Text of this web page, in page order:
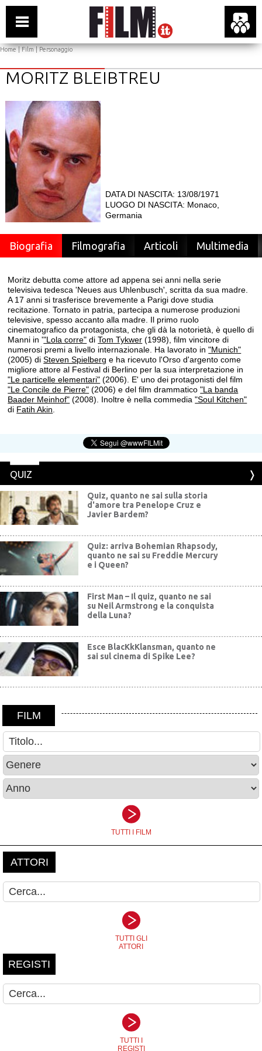
Home|Film| Personaggio
MORITZ BLEIBTREU
DATA DI NASCITA: 13/08/1971
LUOGO DI NASCITA: Monaco,
Germania
Biografia Filmografia Articoli Multimedia
Moritz debutta come attore ad appena sei anni nella serie
televisiva tedesca 'Neues aus Uhlenbusch', scritta da sua madre.
A 17 anni si trasferisce brevemente a Parigi dove studia
recitazione. Tornato in patria, partecipa a numerose produzioni
televisive, spesso accanto alla madre. Il primo ruolo
cinematografico da protagonista, che gli dà la notorietà, è quello di
Manni in '"Lola corre" diTom Tykwer (1998), film vincitore di
numerosi premi a livello internazionale. Ha lavorato in"Munich"
(2005) diSteven Spielberg e ha ricevuto l'Orso d'argento come
migliore attore al Festival di Berlino per la sua interpretazione in
"Le particelle elementari" (2006). E' uno dei protagonisti del film
"Le Concile de Pierre" (2006) e del film drammatico"La banda
Baader Meinhof" (2008). Inoltre è nella commedia"Soul Kitchen"
di Fatih Akin
QUIZ
Quiz, quanto ne sai sulla storia
d'amore tra Penelope Cruz e
Javier Bardem?
Quiz: arriva Bohemian Rhapsody,
quanto ne sai su Freddie Mercury
e i Queen?
First Man – Il quiz, quanto ne sai
su Neil Armstrong e la conquista
della Luna?
Esce BlacKkKlansman, quanto ne
sai sul cinema di Spike Lee?